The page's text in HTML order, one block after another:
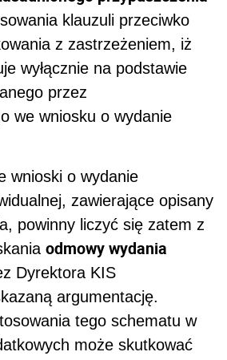
klauzuli przeciwko
z zastrzeżeniem, iż
wyłącznie na podstawie
przez
we wniosku o wydanie
wnioski o wydanie
zawierające opisany
powinny liczyć się zatem z
odmowy wydania
Dyrektora KIS
argumentację.
tego schematu w
może skutkować